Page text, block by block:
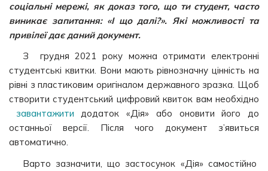
соціальні мережі, як доказ того, що ти студент, часто
виникає запитання: «І що далі?». Які можливості та
привілеї дає даний документ.
З грудня 2021 року можна отримати електронні
студентські квитки. Вони мають рівнозначну цінність на
рівні з пластиковим оригіналом державного зразка. Щоб
створити студентський цифровий квиток вам необхідно
завантажити додаток «Дія» або оновити його до
останньої версії. Після чого документ з’явиться
автоматично.
Варто зазначити, що застосунок «Дія» самостійно